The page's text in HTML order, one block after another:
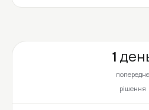
1
попереднє
рішення